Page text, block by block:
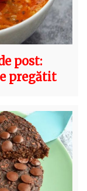
post:
pregătit